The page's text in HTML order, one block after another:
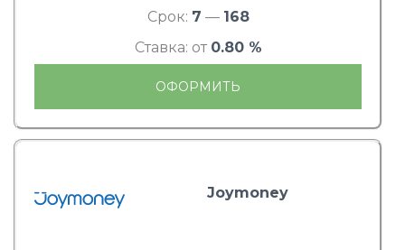
Срок: 7 — 168
Ставка: от 0.80 %
ОФОРМИТЬ
Joymoney